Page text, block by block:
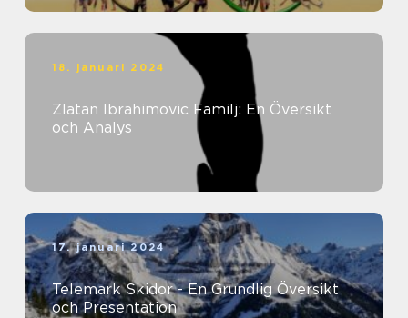
18. januari 2024
Zlatan Ibrahimovic Familj: En Översikt
och Analys
17. januari 2024
Telemark Skidor - En Grundlig Översikt
och Presentation